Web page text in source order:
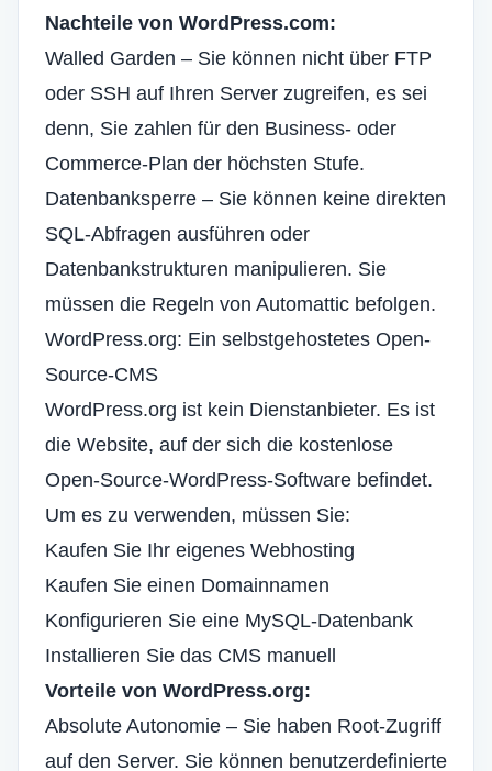
Nachteile von WordPress.com:
Walled Garden – Sie können nicht über FTP
oder SSH auf Ihren Server zugreifen, es sei
denn, Sie zahlen für den Business- oder
Commerce-Plan der höchsten Stufe.
Datenbanksperre – Sie können keine direkten
SQL-Abfragen ausführen oder
Datenbankstrukturen manipulieren. Sie
müssen die Regeln von Automattic befolgen.
WordPress.org: Ein selbstgehostetes Open-
Source-CMS
WordPress.org ist kein Dienstanbieter. Es ist
die Website, auf der sich die kostenlose
Open-Source-WordPress-Software befindet.
Um es zu verwenden, müssen Sie:
Kaufen Sie Ihr eigenes Webhosting
Kaufen Sie einen Domainnamen
Konfigurieren Sie eine MySQL-Datenbank
Installieren Sie das CMS manuell
Vorteile von WordPress.org:
Absolute Autonomie – Sie haben Root-Zugriff
auf den Server. Sie können benutzerdefinierte